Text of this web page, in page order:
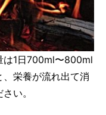
は1日700ml〜800ml
栄養が流れ出て消
い。